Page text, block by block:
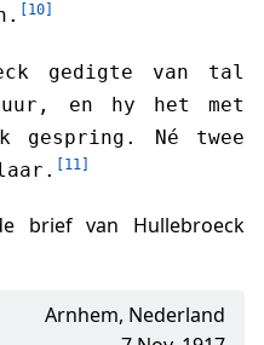
[10]
gedigte van tal
en hy het met
gespring. Né twee
[11]
brief van Hullebroeck
Arnhem, Nederland